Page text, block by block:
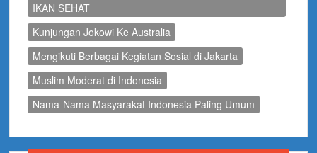
IKAN SEHAT
Kunjungan Jokowi Ke Australia
Mengikuti Berbagai Kegiatan Sosial di Jakarta
Muslim Moderat di Indonesia
Nama-Nama Masyarakat Indonesia Paling Umum